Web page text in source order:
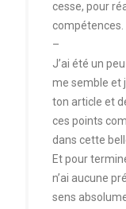
cesse, pour
compétences.
–
J’ai été un
me semble et
ton article et
ces points
dans cette
Et pour
n’ai aucune
sens